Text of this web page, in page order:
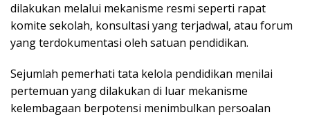
dilakukan melalui mekanisme resmi seperti rapat
komite sekolah, konsultasi yang terjadwal, atau forum
yang terdokumentasi oleh satuan pendidikan.
Sejumlah pemerhati tata kelola pendidikan menilai
pertemuan yang dilakukan di luar mekanisme
kelembagaan berpotensi menimbulkan persoalan